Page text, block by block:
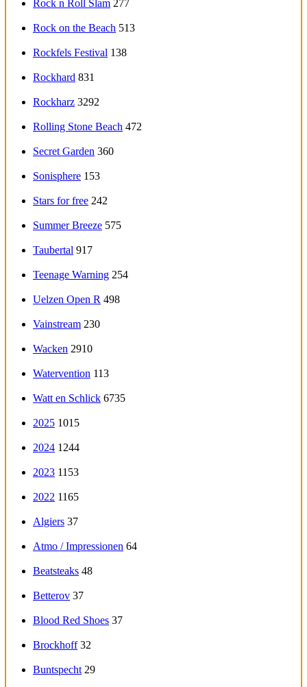
Rock n Roll Slam 277
Rock on the Beach 513
Rockfels Festival 138
Rockhard 831
Rockharz 3292
Rolling Stone Beach 472
Secret Garden 360
Sonisphere 153
Stars for free 242
Summer Breeze 575
Taubertal 917
Teenage Warning 254
Uelzen Open R 498
Vainstream 230
Wacken 2910
Watervention 113
Watt en Schlick 6735
2025 1015
2024 1244
2023 1153
2022 1165
Algiers 37
Atmo / Impressionen 64
Beatsteaks 48
Betterov 37
Blood Red Shoes 37
Brockhoff 32
Buntspecht 29